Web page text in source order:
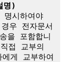
명)
시하여야
우 전자문서
을 포함합니
접 교부의
게 교부하여